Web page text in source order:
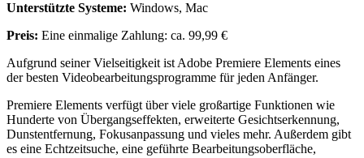
Unterstützte Systeme: Windows, Mac
Preis: Eine einmalige Zahlung: ca. 99,99 €
Aufgrund seiner Vielseitigkeit ist Adobe Premiere Elements eines
der besten Videobearbeitungsprogramme für jeden Anfänger.
Premiere Elements verfügt über viele großartige Funktionen wie
Hunderte von Übergangseffekten, erweiterte Gesichtserkennung,
Dunstentfernung, Fokusanpassung und vieles mehr. Außerdem gibt
es eine Echtzeitsuche, eine geführte Bearbeitungsoberfläche,